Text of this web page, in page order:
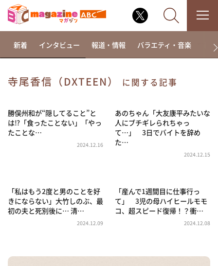
相席食堂
これ余談なんですけど・・・
～人生密着トークバラエティ！～ やすとものいたっ
河合＆A.B.C-Z塚田×福井アナ「なんでやねん！？」
（news おかえり）
DAIGOも台所 ～きょうの献立 何にする？～
朝だ！生です旅サラダ
新着 インタビュー 報道・情報 バラエティ・音楽 ド
寺尾香信（DXTEEN） に関する記事
勝俣州和が“隠してること”と
は⁉「食ったことない」「やっ
たことな…
2024.12.16
あのちゃん「大友康平みたいな
人にブチギレられちゃっ
て…」 3日でバイトを辞め
た…
2024.12.15
「私はもう2度と男のことを好
きにならない」大竹しのぶ、最
初の夫と死別後に… 清…
2024.12.09
「産んで1週間目に仕事行っ
て」 3児の母ハイヒールモモ
コ、超スピード復帰！？衝…
2024.12.08